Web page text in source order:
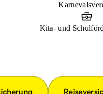
Kita- und